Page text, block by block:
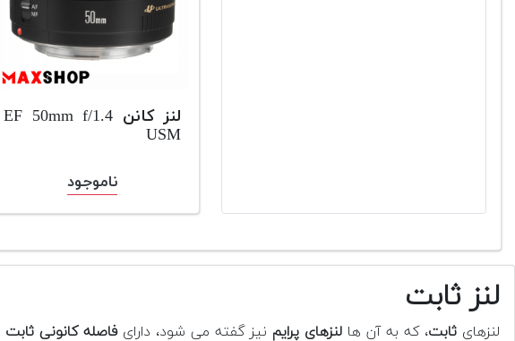
لنز کانن EF 50mm f/1.4
USM
ناموجود
لنز ثابت
لنزهای ثابت، که به آن ها لنزهای پرایم نیز گفته می شود، دارایفاصله کانونی ثابت